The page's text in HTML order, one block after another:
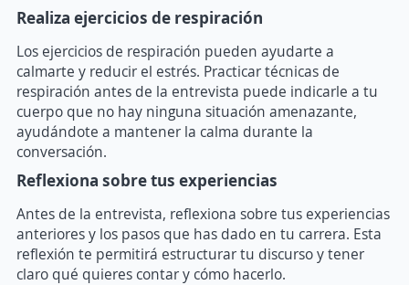
Realiza ejercicios de respiración
Los ejercicios de respiración pueden ayudarte a
calmarte y reducir el estrés. Practicar técnicas de
respiración antes de la entrevista puede indicarle a tu
cuerpo que no hay ninguna situación amenazante,
ayudándote a mantener la calma durante la
conversación.
Reflexiona sobre tus experiencias
Antes de la entrevista, reflexiona sobre tus experiencias
anteriores y los pasos que has dado en tu carrera. Esta
reflexión te permitirá estructurar tu discurso y tener
claro qué quieres contar y cómo hacerlo.